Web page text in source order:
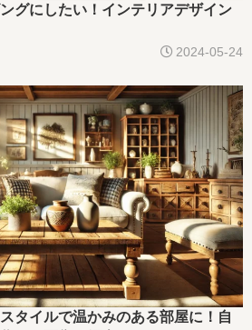
グにしたい！インテリアデザイン
2024-05-24
タイルで温かみのある部屋に！自